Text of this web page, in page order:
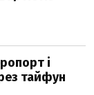
і
тайфун